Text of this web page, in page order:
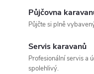
Půjčovna
Půjčte si plně
Servis karavanů
Profesionální servis a
spolehlivý.